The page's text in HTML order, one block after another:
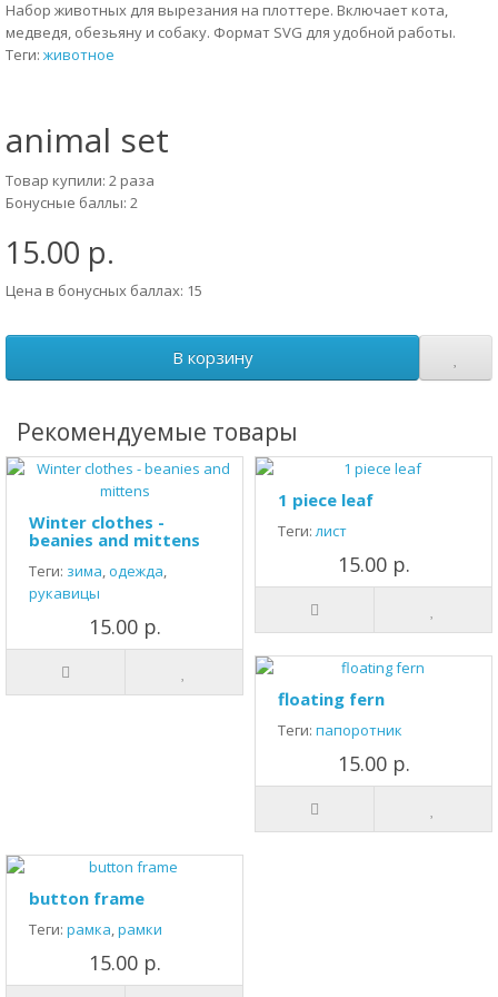
Набор животных для вырезания на плоттере. Включает кота,
медведя, обезьяну и собаку. Формат SVG для удобной работы.
Теги: животное
animal set
Товар купили: 2 раза
Бонусные баллы: 2
15.00 р.
Цена в бонусных баллах: 15
В корзину
Рекомендуемые товары
Winter clothes -
beanies and mittens
Теги: зима,одежда,
рукавицы
15.00 р.
1 piece leaf
Теги:лист
15.00 р.
floating fern
Теги: папоротник
15.00 р.
button frame
Теги: рамка,рамки
15.00 р.